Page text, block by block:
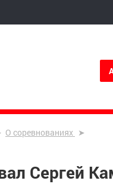
О соревнованиях
Сергей